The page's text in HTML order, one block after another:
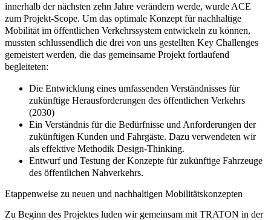
innerhalb der nächsten zehn Jahre verändern werde, wurde ACE
zum Projekt-Scope. Um das optimale Konzept für nachhaltige
Mobilität im öffentlichen Verkehrssystem entwickeln zu können,
mussten schlussendlich die drei von uns gestellten Key Challenges
gemeistert werden, die das gemeinsame Projekt fortlaufend
begleiteten:
Die Entwicklung eines umfassenden Verständnisses für
zukünftige Herausforderungen des öffentlichen Verkehrs
(2030)
Ein Verständnis für die Bedürfnisse und Anforderungen der
zukünftigen Kunden und Fahrgäste. Dazu verwendeten wir
als effektive Methodik Design-Thinking.
Entwurf und Testung der Konzepte für zukünftige Fahrzeuge
des öffentlichen Nahverkehrs.
Etappenweise zu neuen und nachhaltigen Mobilitätskonzepten
Zu Beginn des Projektes luden wir gemeinsam mit TRATON in der